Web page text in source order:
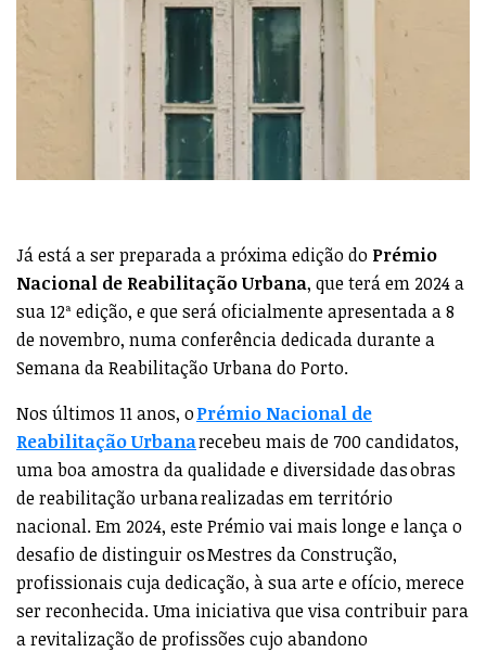
Já está a ser preparada a próxima edição do Prémio
Nacional de Reabilitação Urbana, que terá em 2024 a
sua 12ª edição, e que será oficialmente apresentada a 8
de novembro, numa conferência dedicada durante a
Semana da Reabilitação Urbana do Porto.
Nos últimos 11 anos, oPrémio Nacional de
Reabilitação Urbanarecebeu mais de 700 candidatos,
uma boa amostra da qualidade e diversidade das obras
de reabilitação urbana realizadas em território
nacional. Em 2024, este Prémio vai mais longe e lança o
desafio de distinguir os Mestres da Construção,
profissionais cuja dedicação, à sua arte e ofício, merece
ser reconhecida. Uma iniciativa que visa contribuir para
a revitalização de profissões cujo abandono